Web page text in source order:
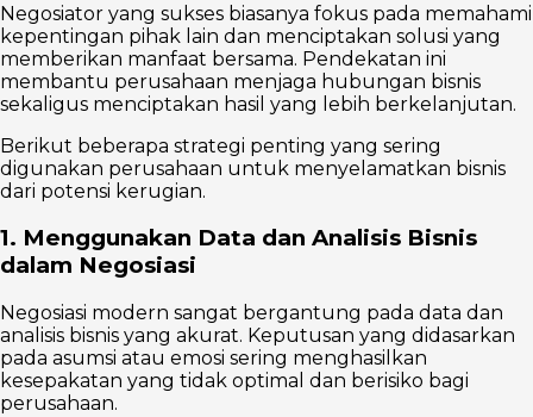
Negosiator yang sukses biasanya fokus pada memahami
kepentingan pihak lain dan menciptakan solusi yang
memberikan manfaat bersama. Pendekatan ini
membantu perusahaan menjaga hubungan bisnis
sekaligus menciptakan hasil yang lebih berkelanjutan.
Berikut beberapa strategi penting yang sering
digunakan perusahaan untuk menyelamatkan bisnis
dari potensi kerugian.
1. Menggunakan Data dan Analisis Bisnis
dalam Negosiasi
Negosiasi modern sangat bergantung pada data dan
analisis bisnis yang akurat. Keputusan yang didasarkan
pada asumsi atau emosi sering menghasilkan
kesepakatan yang tidak optimal dan berisiko bagi
perusahaan.